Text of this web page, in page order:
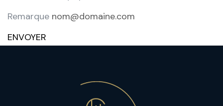
Remarque
ENVOYER